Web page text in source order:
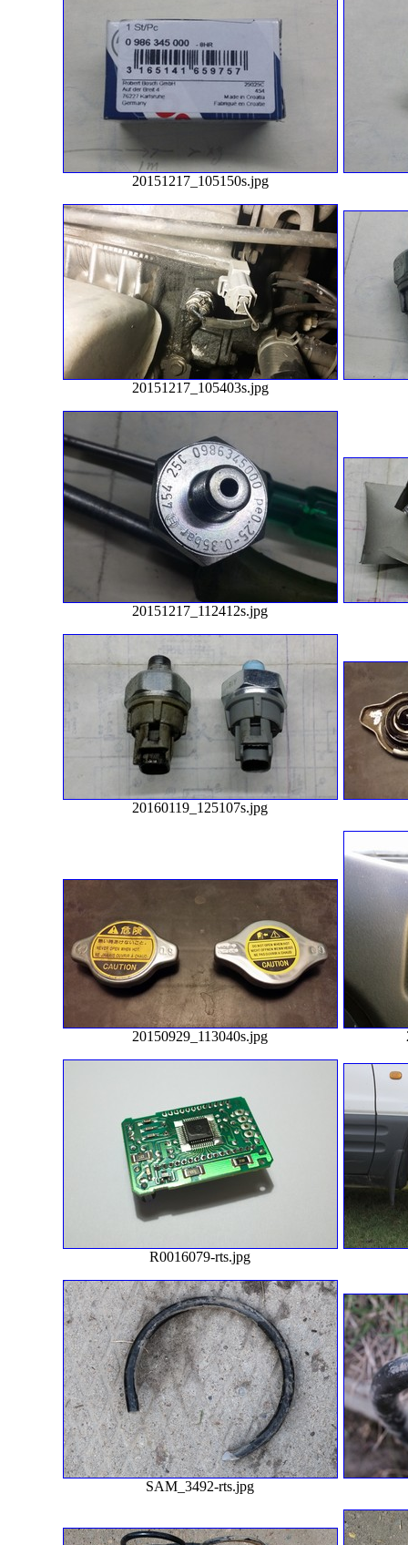
20151217_105150s.jpg
20151217_105403s.jpg
20151217_112412s.jpg
20160119_125107s.jpg
20150929_113040s.jpg
R0016079-rts.jpg
SAM_3492-rts.jpg